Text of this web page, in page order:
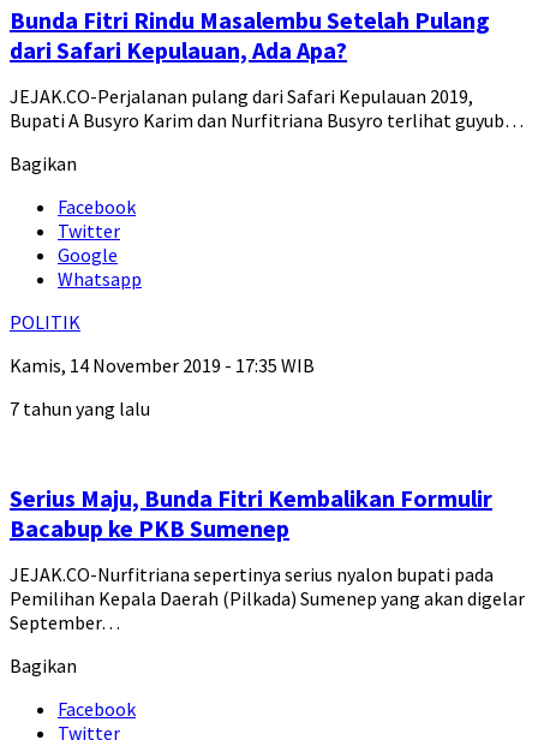
Bunda Fitri Rindu Masalembu Setelah Pulang
dari Safari Kepulauan, Ada Apa?
JEJAK.CO-Perjalanan pulang dari Safari Kepulauan 2019,
Bupati A Busyro Karim dan Nurfitriana Busyro terlihat guyub…
Bagikan
Facebook
Twitter
Google
Whatsapp
POLITIK
Kamis, 14 November 2019 - 17:35 WIB
7 tahun yang lalu
Serius Maju, Bunda Fitri Kembalikan Formulir
Bacabup ke PKB Sumenep
JEJAK.CO-Nurfitriana sepertinya serius nyalon bupati pada
Pemilihan Kepala Daerah (Pilkada) Sumenep yang akan digelar
September…
Bagikan
Facebook
Twitter